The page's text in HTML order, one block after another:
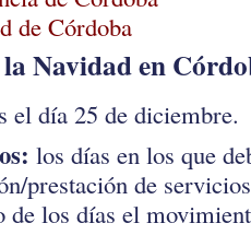
de Córdoba
la Navidad en
el día 25 de diciembre.
los días en los que
prestación de
de los días el